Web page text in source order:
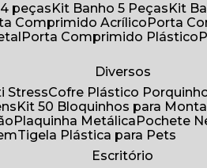
4 peças Kit Banho 5 Peças Kit
Comprimido Acrílico Porta
Porta Comprimido Plástico
Diversos
Stress Cofre Plástico
Kit 50 Bloquinhos para
Plaquinha Metálica Pochete
Tigela Plástica para Pets
Escritório